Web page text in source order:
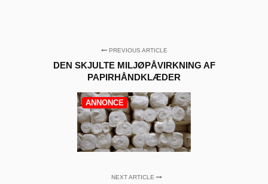
PREVIOUS ARTICLE
DEN SKJULTE MILJØPÅVIRKNING AF
PAPIRHÅNDKLÆDER
ANNONCE
NEXT ARTICLE